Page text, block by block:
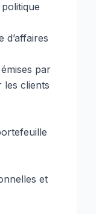
d’affaires
par
les clients
et